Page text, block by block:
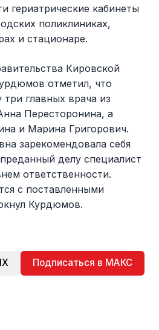
гериатрические кабинеты
поликлиниках,
и стационаре.
Кировской
отметил, что
главных врача из
Пересторонина, а
и Марина Григорович.
зарекомендовала себя
делу специалист
ответственности.
с поставленными
Курдюмов.
Подписаться в МАКС